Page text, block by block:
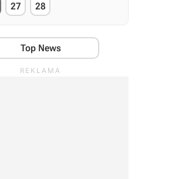
27 28
Top News